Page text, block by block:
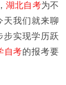
湖北自考为不
天我们就来聊
步实现学历跃
自考的报考要